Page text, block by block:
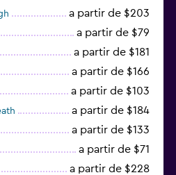
a partir de $203
a partir de $79
a partir de $181
a partir de $166
a partir de $103
a partir de $184
a partir de $133
a partir de $71
a partir de $228